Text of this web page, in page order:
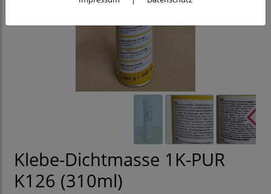
Klebe-Dichtmasse 1K-PUR
K126 (310ml)